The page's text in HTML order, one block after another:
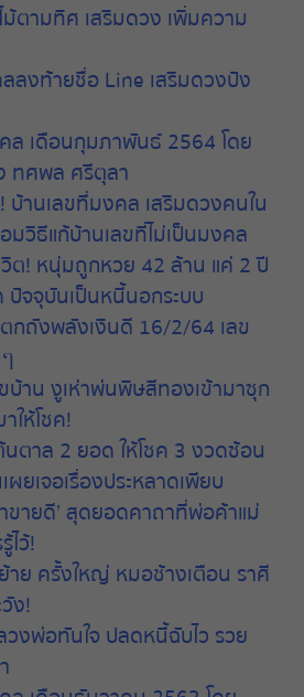
ตามทิศ เสริมดวง เพิ่มความ
ลงท้ายชื่อ Line เสริมดวงปัง
ล เดือนกุมภาพันธ์ 2564 โดย
ทศพล ศรีตุลา
บ้านเลขที่มงคล เสริมดวงคนใน
มวิธีแก้บ้านเลขที่ไม่เป็นมงคล
ต! หนุ่มถูกหวย 42 ล้าน แค่ 2 ปี
ปัจจุบันเป็นหนี้นอกระบบ
กถังพลังเงินดี 16/2/64 เลข
บ้าน งูเห่าพ่นพิษสีทองเข้ามาซุก
ให้โชค!
ตาล 2 ยอด ให้โชค 3 งวดซ้อน
ผยเจอเรื่องประหลาดเพียบ
ขายดี’ สุดยอดคาถาที่พ่อค้าแม่
ไว้!
าย ครั้งใหญ่ หมอช้างเตือน ราศี
ง!
งพ่อทันใจ ปลดหนี้ฉับไว รวย